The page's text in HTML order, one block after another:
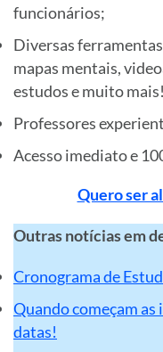
funcionários;
Diversas
mapas mentais,
estudos e muito mais!
Professores
Acesso imediato e
Quero ser
Outras notícias em
Cronograma de
Quando começam as
datas!